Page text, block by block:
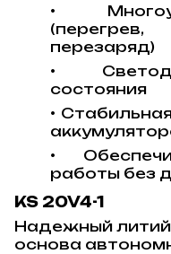
•
перезаряд)
•
состояния
•
•
работы без
KS 20V4-1
Надежный
основа